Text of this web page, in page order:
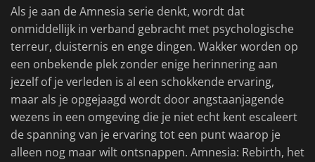
Als je aan de Amnesia serie denkt, wordt dat
onmiddellijk in verband gebracht met psychologische
terreur, duisternis en enge dingen. Wakker worden op
een onbekende plek zonder enige herinnering aan
jezelf of je verleden is al een schokkende ervaring,
maar als je opgejaagd wordt door angstaanjagende
wezens in een omgeving die je niet echt kent escaleert
de spanning van je ervaring tot een punt waarop je
alleen nog maar wilt ontsnappen. Amnesia: Rebirth, het